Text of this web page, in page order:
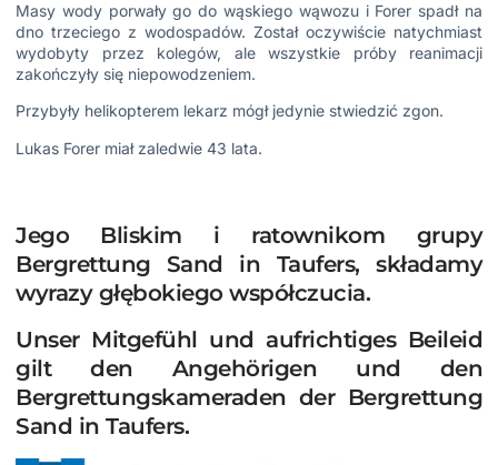
Masy wody porwały go do wąskiego wąwozu i Forer spadł na
dno trzeciego z wodospadów. Został oczywiście natychmiast
wydobyty przez kolegów, ale wszystkie próby reanimacji
zakończyły się niepowodzeniem.
Przybyły helikopterem lekarz mógł jedynie stwiedzić zgon.
Lukas Forer miał zaledwie 43 lata.
Jego Bliskim i ratownikom grupy
Bergrettung Sand in Taufers, składamy
wyrazy głębokiego współczucia.
Unser Mitgefühl und aufrichtiges Beileid
gilt den Angehörigen und den
Bergrettungskameraden der Bergrettung
Sand in Taufers.